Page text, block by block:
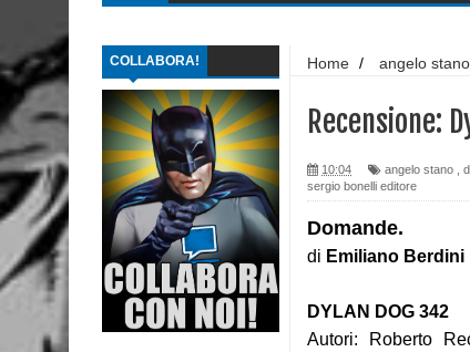
Recensione: H.P. Lovecraft - I gatti di
Recensione: Il Segreto di Leonardo da
Recensione: Topolino 3405
Recensione: Tex Romanzi a Fumetti 12
Recensione: The Dollhouse Family - La
Intervista: Francesco Vacca
Recensione: Y, l'ultimo uomo 2
COLLABORA! Home / angelo stano
Recensione:
10:04 angelo stano ,
sergio bonelli editore
Domande.
di Emiliano Berdini
DYLAN DOG 342
Autori: Roberto